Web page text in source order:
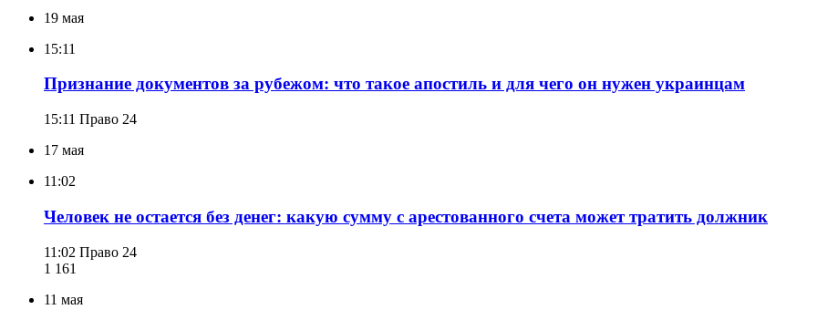
19 мая
15:11
Признание документов за рубежом: что такое апостиль и для чего он нужен украинцам
15:11 Право 24
17 мая
11:02
Человек не остается без денег: какую сумму с арестованного счета может тратить должник
11:02 Право 24
1 161
11 мая